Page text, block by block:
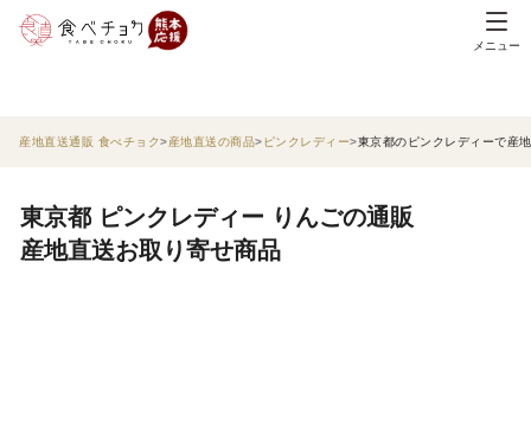
メニュー
産地直送通販 食べチョク 産地直送の商品 ピンクレディー 東京都のピンクレディーで産
東京都 ピンクレディー りんごの通販
産地直送お取り寄せ商品